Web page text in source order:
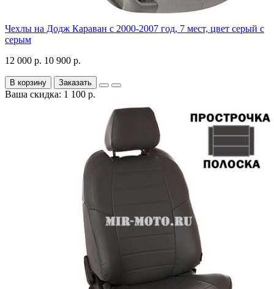
Чехлы на Додж Караван с 2000-2007 год, 7 мест, цвет серый с
серым
12 000 р. 10 900 р.
В корзину Заказать
Ваша скидка: 1 100 р.